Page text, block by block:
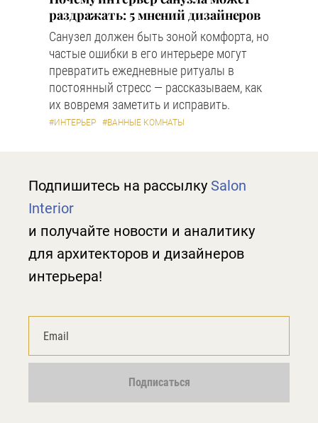
раздражать: 5 мнений дизайнеров
Санузел должен быть зоной комфорта, но
частые ошибки в его интерьере могут
превратить ежедневные ритуалы в
постоянный стресс — рассказываем, как
их вовремя заметить и исправить.
#ИНТЕРЬЕР #ВАННЫЕ КОМНАТЫ
Подпишитесь на рассылку Salon
Interior
и получайте новости и аналитику
для архитекторов и дизайнеров
интерьера!
Подписаться